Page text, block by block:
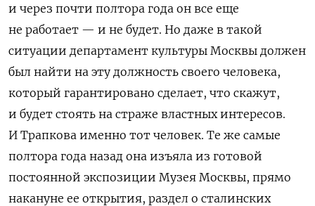
и через почти полтора года он все еще
не работает — и не будет. Но даже в такой
ситуации департамент культуры Москвы должен
был найти на эту должность своего человека,
который гарантировано сделает, что скажут,
и будет стоять на страже властных интересов.
И Трапкова именно тот человек. Те же самые
полтора года назад она изъяла из готовой
постоянной экспозиции Музея Москвы, прямо
накануне ее открытия, раздел о сталинских